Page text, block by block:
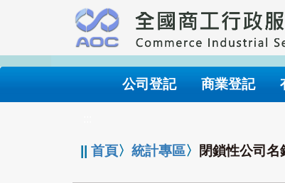
要
內
公司登記 商業登記
||首頁〉統計專區〉 閉鎖性公司名